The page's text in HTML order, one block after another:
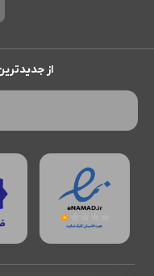
از